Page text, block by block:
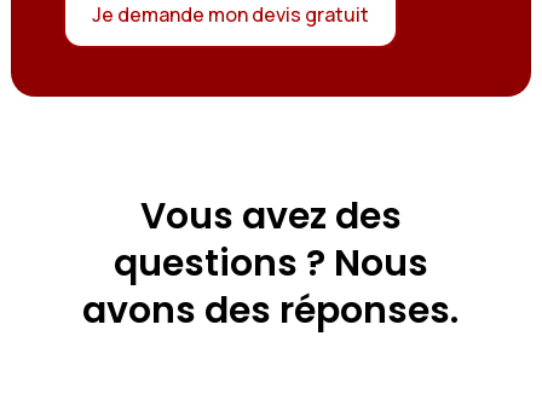
Je demande mon devis gratuit
Vous avez des
questions ? Nous
avons des réponses.